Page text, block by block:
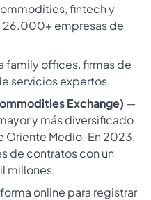
fintech y
26.000+ empresas de
family offices, firmas de
servicios expertos.
Exchange) —
y más diversificado
Medio. En 2023,
de contratos con un
millones.
online para registrar